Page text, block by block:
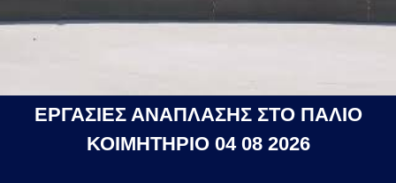
ΕΡΓΑΣΙΕΣ ΑΝΑΠΛΑΣΗΣ ΣΤΟ ΠΑΛΙΟ
ΚΟΙΜΗΤΗΡΙΟ 04 08 2026